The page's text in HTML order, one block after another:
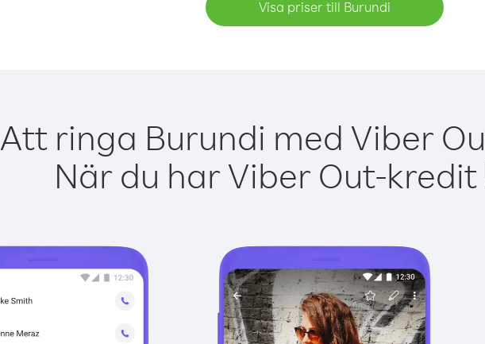
Visa priser till Burundi
Att ringa Burundi med Viber
När du har Viber Out-kredit